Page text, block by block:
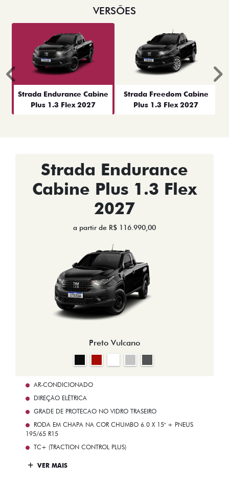
VERSÕES
Strada Endurance Cabine
Plus 1.3 Flex 2027
Strada Freedom Cabine
Plus 1.3 Flex 2027
Anterior
Strada Endurance
Cabine Plus 1.3 Flex
2027
a partir de R$ 116.990,00
Preto Vulcano
AR-CONDICIONADO
DIREÇÃO ELÉTRICA
GRADE DE PROTECAO NO VIDRO TRASEIRO
RODA EM CHAPA NA COR CHUMBO 6.0 X 15" + PNEUS
195/65 R15
TC+ (TRACTION CONTROL PLUS)
VER MAIS